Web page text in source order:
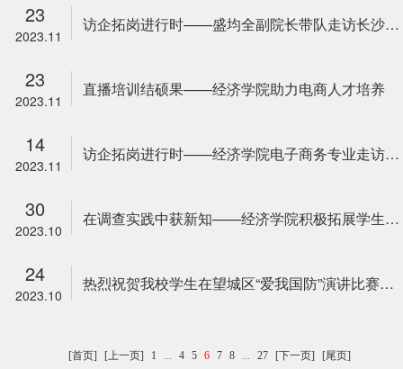
23
2023.11
访企拓岗进行时——盛均全副院长带队走访长沙恒德岩土工程技术有限公司
23
2023.11
直播培训结硕果——经济学院助力电商人才培养
14
2023.11
访企拓岗进行时——经济学院电子商务专业走访水羊集团股份有限公司
30
2023.10
在调查实践中获新知——经济学院积极拓展学生校外实践课堂
24
2023.10
热烈祝贺我校学生在望城区“爱我国防”演讲比赛中斩获佳绩
[首页] [上一页] 1 ... 4 5 6 7 8 ... 27 [下一页] [尾页]